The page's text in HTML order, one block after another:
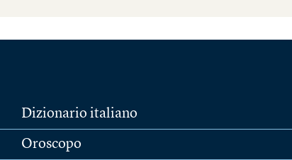
Dizionario italiano
Oroscopo